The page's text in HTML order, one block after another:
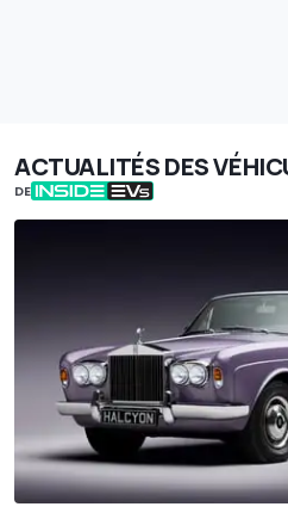
ACTUALITÉS DES
DE